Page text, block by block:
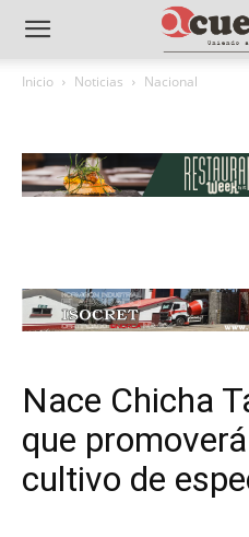
Inicio Noticias Nacional
Nace Chicha
que
cultivo de